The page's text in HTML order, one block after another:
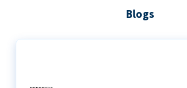
Blogs